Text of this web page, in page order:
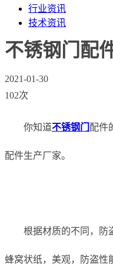
行业资讯
技术资讯
不锈钢门配
2021-01-30
102次
你知道不锈钢门 配件
配件生产厂家。
根据材质的不同，防
蜂窝状纸，美观，防盗性